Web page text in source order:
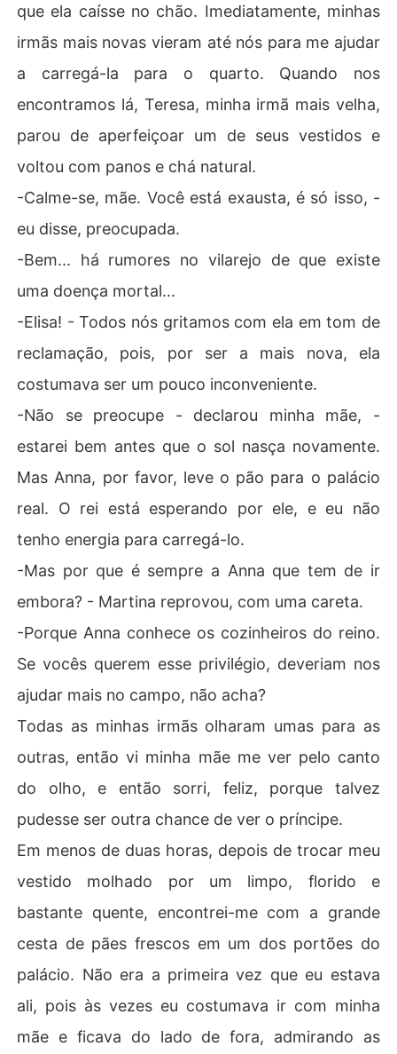
que ela caísse no chão. Imediatamente, minhas
irmãs mais novas vieram até nós para me ajudar
a carregá-la para o quarto. Quando nos
encontramos lá, Teresa, minha irmã mais velha,
parou de aperfeiçoar um de seus vestidos e
voltou com panos e chá natural.
-Calme-se, mãe. Você está exausta, é só isso, -
eu disse, preocupada.
-Bem... há rumores no vilarejo de que existe
uma doença mortal...
-Elisa! - Todos nós gritamos com ela em tom de
reclamação, pois, por ser a mais nova, ela
costumava ser um pouco inconveniente.
-Não se preocupe - declarou minha mãe, -
estarei bem antes que o sol nasça novamente.
Mas Anna, por favor, leve o pão para o palácio
real. O rei está esperando por ele, e eu não
tenho energia para carregá-lo.
-Mas por que é sempre a Anna que tem de ir
embora? - Martina reprovou, com uma careta.
-Porque Anna conhece os cozinheiros do reino.
Se vocês querem esse privilégio, deveriam nos
ajudar mais no campo, não acha?
Todas as minhas irmãs olharam umas para as
outras, então vi minha mãe me ver pelo canto
do olho, e então sorri, feliz, porque talvez
pudesse ser outra chance de ver o príncipe.
Em menos de duas horas, depois de trocar meu
vestido molhado por um limpo, florido e
bastante quente, encontrei-me com a grande
cesta de pães frescos em um dos portões do
palácio. Não era a primeira vez que eu estava
ali, pois às vezes eu costumava ir com minha
mãe e ficava do lado de fora, admirando as